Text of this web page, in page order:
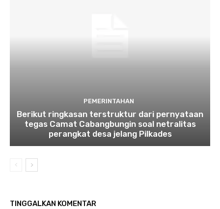
PEMERINTAHAN
Berikut ringkasan terstruktur dari pernyataan
tegas Camat Cabangbungin soal netralitas
perangkat desa jelang Pilkades
TINGGALKAN KOMENTAR